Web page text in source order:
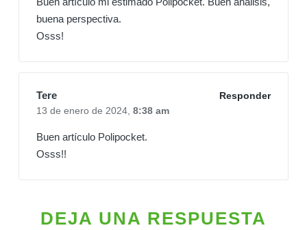
buena perspectiva.
Osss!
Tere
Responder
13 de enero de 2024, 8:38 am
Buen artículo Polipocket.
Osss!!
DEJA UNA RESPUESTA